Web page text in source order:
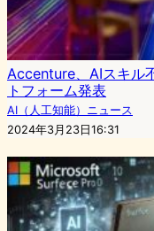
Accenture、AIスキル
トフォーム発表
AI（人工知能）ニュース
2024年3月23日16:31